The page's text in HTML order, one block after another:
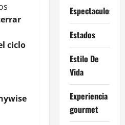
ciclo
Espectaculos
Estados
Estilo De
Vida
Experiencia
gourmet